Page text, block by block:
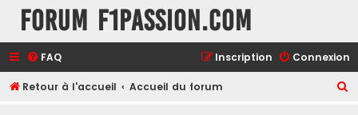
Forum F1Passion.com
FAQ Connexion
Inscription
Retour à l'accueil Accueil du forum